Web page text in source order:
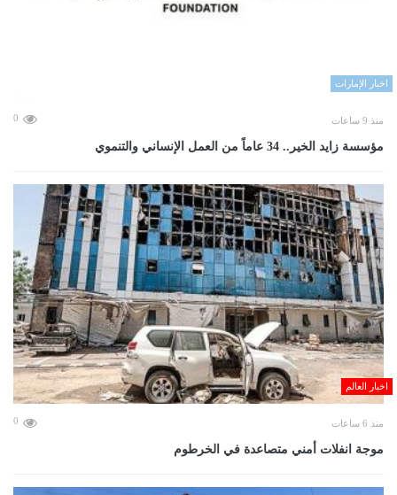
اخبار الإمارات
منذ 9 ساعات 0
مؤسسة زايد الخير.. 34 عاماً من العمل الإنساني والتنموي
اخبار العالم
منذ 6 ساعات 0
موجة انفلات أمني متصاعدة في الخرطوم